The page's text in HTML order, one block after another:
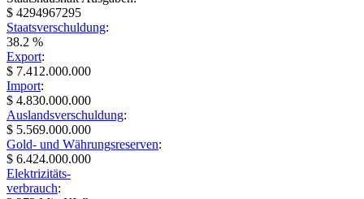
$ 4294967295
Staatsverschuldung:
38.2 %
Export:
$ 7.412.000.000
Import:
$ 4.830.000.000
Auslandsverschuldung:
$ 5.569.000.000
Gold- und Währungsreserven:
$ 6.424.000.000
Elektrizitäts-
verbrauch: